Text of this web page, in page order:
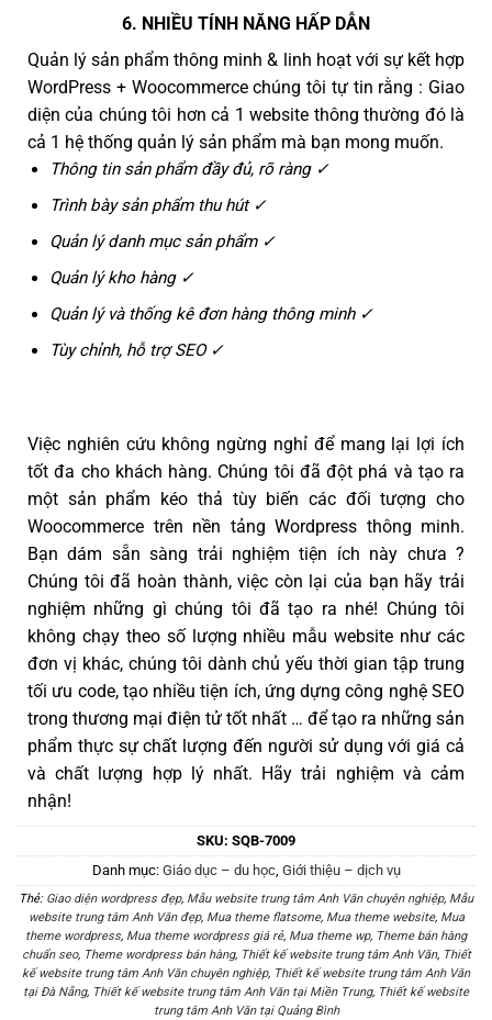
6. NHIỀU TÍNH NĂNG HẤP DẪN
Quản lý sản phẩm thông minh & linh hoạt với sự kết hợp
WordPress + Woocommerce chúng tôi tự tin rằng : Giao
diện của chúng tôi hơn cả 1 website thông thường đó là
cả 1 hệ thống quản lý sản phẩm mà bạn mong muốn.
Thông tin sản phẩm đầy đủ, rõ ràng ✓
Trình bày sản phẩm thu hút ✓
Quản lý danh mục sản phẩm ✓
Quản lý kho hàng ✓
Quản lý và thống kê đơn hàng thông minh ✓
Tùy chỉnh, hỗ trợ SEO ✓
Việc nghiên cứu không ngừng nghỉ để mang lại lợi ích
tốt đa cho khách hàng. Chúng tôi đã đột phá và tạo ra
một sản phẩm kéo thả tùy biến các đối tượng cho
Woocommerce trên nền tảng Wordpress thông minh.
Bạn dám sẵn sàng trải nghiệm tiện ích này chưa ?
Chúng tôi đã hoàn thành, việc còn lại của bạn hãy trải
nghiệm những gì chúng tôi đã tạo ra nhé! Chúng tôi
không chạy theo số lượng nhiều mẫu website như các
đơn vị khác, chúng tôi dành chủ yếu thời gian tập trung
tối ưu code, tạo nhiều tiện ích, ứng dựng công nghệ SEO
trong thương mại điện tử tốt nhất … để tạo ra những sản
phẩm thực sự chất lượng đến người sử dụng với giá cả
và chất lượng hợp lý nhất. Hãy trải nghiệm và cảm
nhận!
SKU: SQB-7009
Danh mục: Giáo dục – du học, Giới thiệu – dịch vụ
Thẻ: Giao diện wordpress đẹp, Mẫu website trung tâm Anh Văn chuyên nghiệp, Mẫu
website trung tâm Anh Văn đẹp, Mua theme flatsome, Mua theme website, Mua
theme wordpress, Mua theme wordpress giá rẻ, Mua theme wp, Theme bán hàng
chuẩn seo, Theme wordpress bán hàng, Thiết kế website trung tâm Anh Văn, Thiết
kế website trung tâm Anh Văn chuyên nghiệp, Thiết kế website trung tâm Anh Văn
tại Đà Nẵng, Thiết kế website trung tâm Anh Văn tại Miền Trung, Thiết kế website
trung tâm Anh Văn tại Quảng Bình